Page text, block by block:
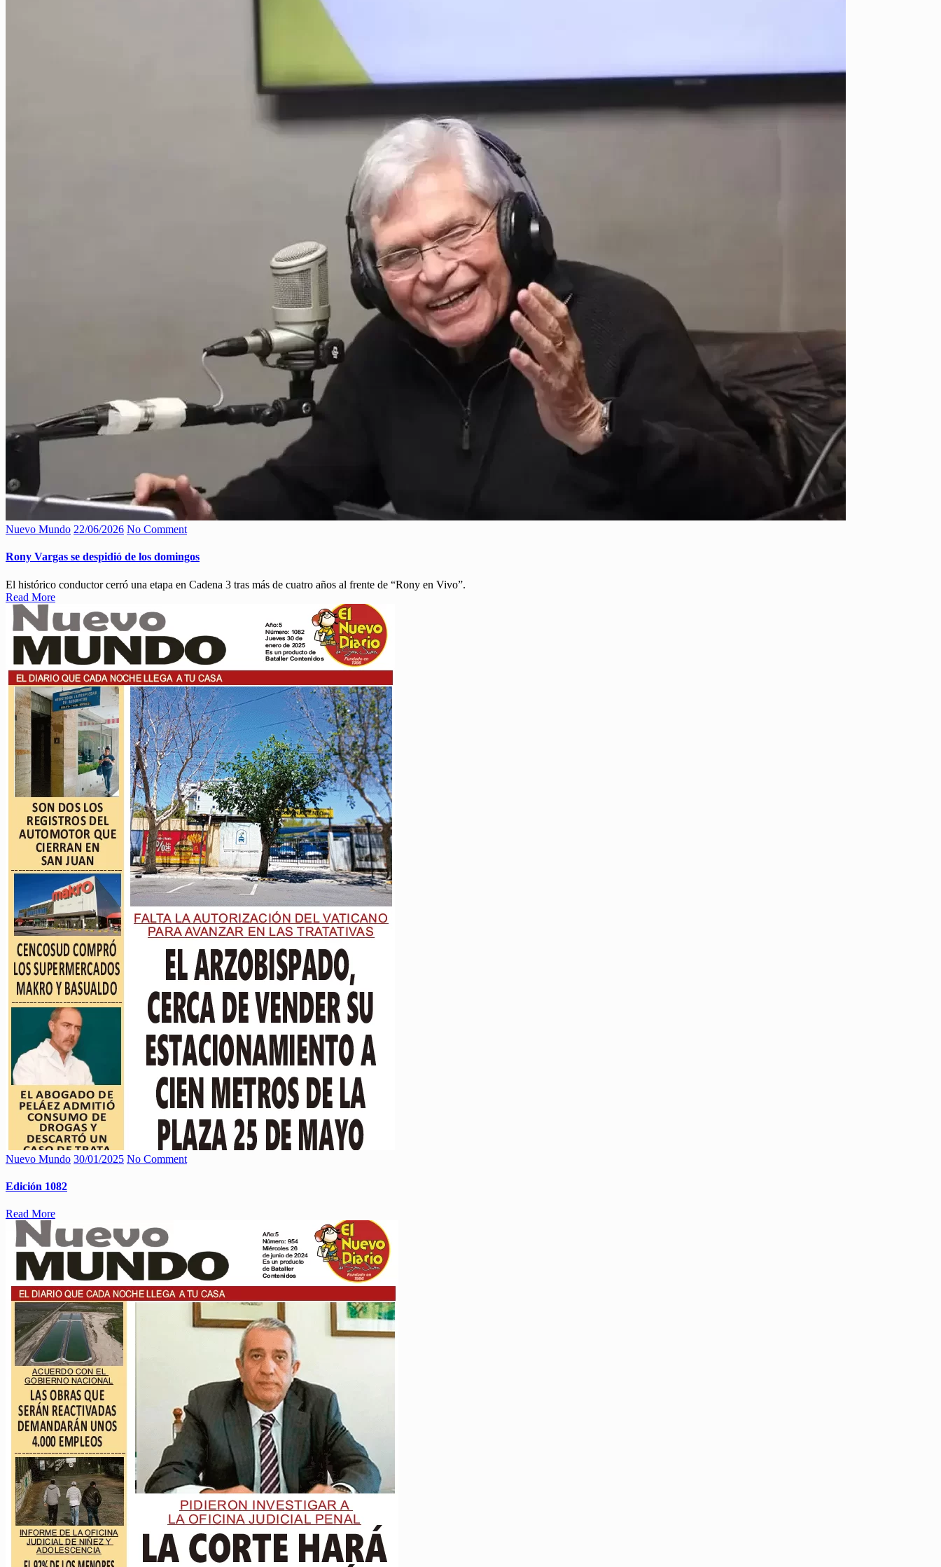
Nuevo Mundo 22/06/2026 No Comment
Rony Vargas se despidió de los domingos
El histórico conductor cerró una etapa en Cadena 3 tras más de cuatro años al frente de “Rony en Vivo”.
Read More
Nuevo Mundo 30/01/2025 No Comment
Edición 1082
Read More